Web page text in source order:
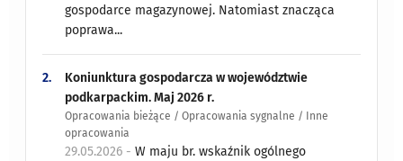
gospodarce magazynowej. Natomiast znacząca
poprawa...
2.
Koniunktura gospodarcza w województwie
podkarpackim. Maj 2026 r.
Opracowania bieżące / Opracowania sygnalne / Inne
opracowania
29.05.2026 -W maju br. wskaźnik ogólnego